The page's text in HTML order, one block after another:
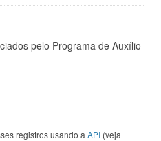
pelo Programa de Auxílio
registros usando a API (veja